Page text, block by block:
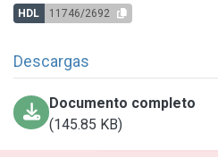
HDL 11746/2692
Descargas
Documento completo
(145.85 KB)